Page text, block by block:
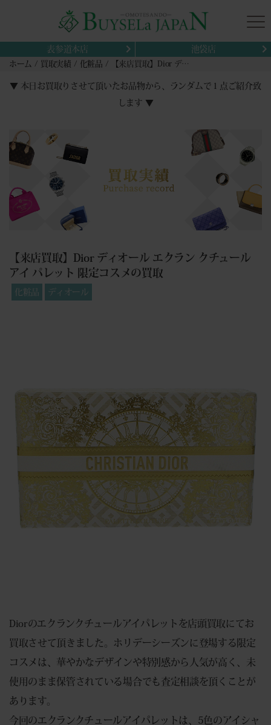
表参道本店 池袋店
ホーム 買取実績 化粧品 【来店買取】Dior ディオール エクラン クチュール アイ パレット 限定コスメの買取
▼ 本日お買取りさせて頂いたお品物から、ランダムで１点ご紹介致
します ▼
【来店買取】Dior ディオール エクラン クチュール
アイ パレット 限定コスメの買取
化粧品 ディオール
Diorのエクランクチュールアイパレットを店頭買取にてお
買取させて頂きました。ホリデーシーズンに登場する限定
コスメは、華やかなデザインや特別感から人気が高く、未
使用のまま保管されている場合でも査定相談を頂くことが
あります。
今回のエクランクチュールアイパレットは、5色のアイシャ